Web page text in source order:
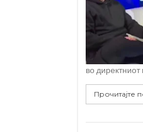
во
Прочитајте